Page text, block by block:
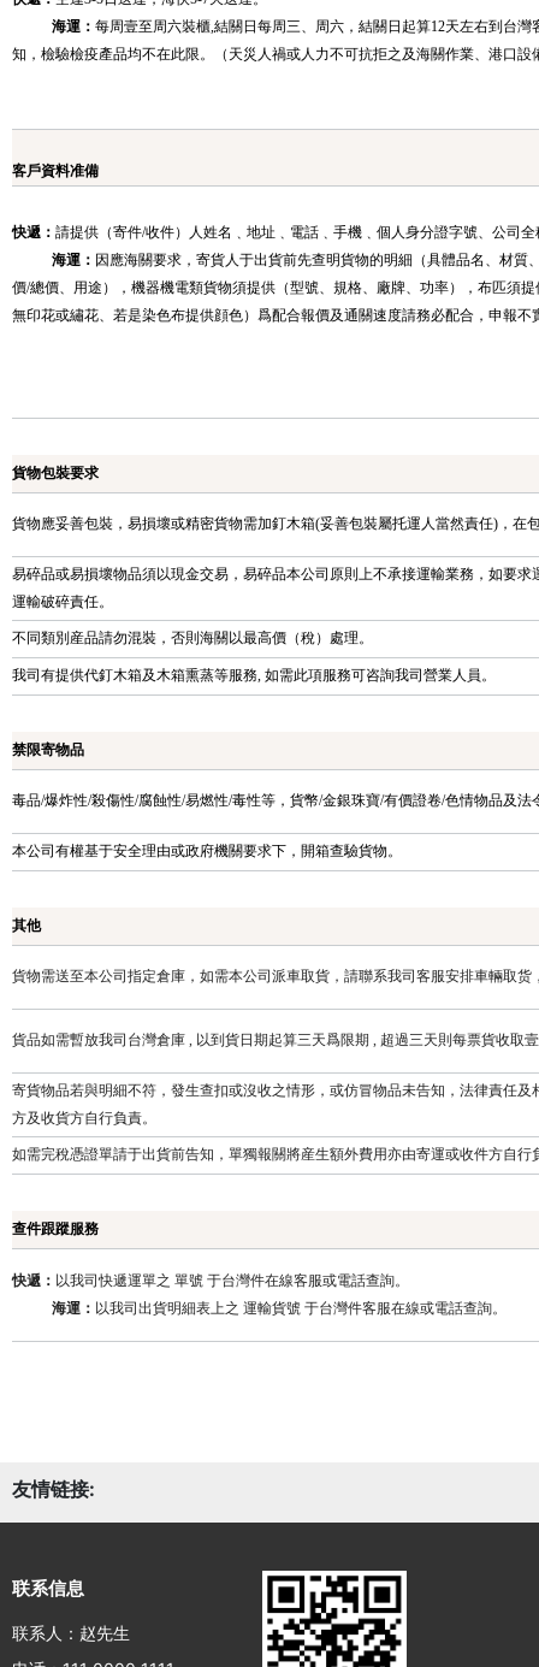
海運： 每周壹至周六裝櫃,結關日每周三、周六，結關日起算12天左右到台
知，檢驗檢疫產品均不在此限。（天災人禍或人力不可抗拒之及海關作業、港口設
客戶資料准備
快遞： 請提供（寄件/收件）人姓名﹑地址﹑電話﹑手機﹑個人身分證字號、公司
海運： 因應海關要求，寄貨人于出貨前先查明貨物的明細（具體品名、材質
價/總價、用途），機器機電類貨物須提供（型號、規格、廠牌、功率），布匹須
無印花或繡花、若是染色布提供顔色）爲配合報價及通關速度請務必配合，申報不
貨物包裝要求
貨物應妥善包裝，易損壞或精密貨物需加釘木箱(妥善包裝屬托運人當然責任)，在
易碎品或易損壞物品須以現金交易，易碎品本公司原則上不承接運輸業務，如要
運輸破碎責任。
不同類別産品請勿混裝，否則海關以最高價（稅）處理。
我司有提供代釘木箱及木箱熏蒸等服務, 如需此項服務可咨詢我司營業人員。
禁限寄物品
毒品/爆炸性/殺傷性/腐蝕性/易燃性/毒性等，貨幣/金銀珠寶/有價證卷/色情物品及法
本公司有權基于安全理由或政府機關要求下，開箱查驗貨物。
其他
貨物需送至本公司指定倉庫，如需本公司派車取貨，請聯系我司客服安排車輛取货
貨品如需暫放我司台灣倉庫 , 以到貨日期起算三天爲限期 , 超過三天則每票貨收取
寄貨物品若與明細不符，發生查扣或沒收之情形，或仿冒物品未告知，法律責任
方及收貨方自行負責。
如需完稅憑證單請于出貨前告知，單獨報關將産生額外費用亦由寄運或收件方自行
查件跟蹤服務
快遞： 以我司快遞運單之 單號 于台灣件在線客服或電話查詢。
海運： 以我司出貨明細表上之 運輸貨號 于台灣件客服在線或電話查詢。
友情链接:
联系信息
联系人：赵先生